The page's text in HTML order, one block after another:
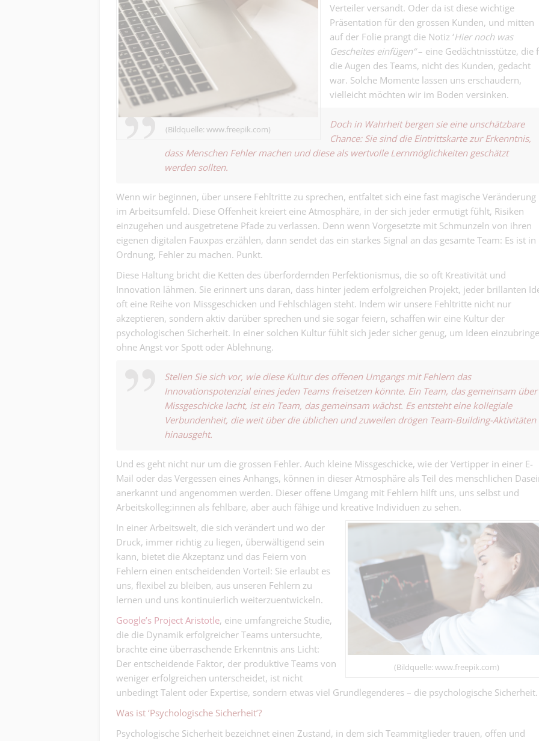
(Bildquelle: www.freepik.com)
Verteiler versandt. Oder da ist diese wichtige
Präsentation für den grossen Kunden, und mitten
auf der Folie prangt die Notiz ‘Hier noch was
Gescheites einfügen“– eine Gedächtnisstütze, die
die Augen des Teams, nicht des Kunden, gedacht
war. Solche Momente lassen uns erschaudern,
vielleicht möchten wir im Boden versinken.
Doch in Wahrheit bergen sie eine unschätzbare
Chance: Sie sind die Eintrittskarte zur Erkenntnis,
dass Menschen Fehler machen und diese als wertvolle Lernmöglichkeiten geschätzt
werden sollten.
Wenn wir beginnen, über unsere Fehltritte zu sprechen, entfaltet sich eine fast magische Veränderung
im Arbeitsumfeld. Diese Offenheit kreiert eine Atmosphäre, in der sich jeder ermutigt fühlt, Risiken
einzugehen und ausgetretene Pfade zu verlassen. Denn wenn Vorgesetzte mit Schmunzeln von ihren
eigenen digitalen Fauxpas erzählen, dann sendet das ein starkes Signal an das gesamte Team: Es ist in
Ordnung, Fehler zu machen. Punkt.
Diese Haltung bricht die Ketten des überfordernden Perfektionismus, die so oft Kreativität und
Innovation lähmen. Sie erinnert uns daran, dass hinter jedem erfolgreichen Projekt, jeder brillanten
oft eine Reihe von Missgeschicken und Fehlschlägen steht. Indem wir unsere Fehltritte nicht nur
akzeptieren, sondern aktiv darüber sprechen und sie sogar feiern, schaffen wir eine Kultur der
psychologischen Sicherheit. In einer solchen Kultur fühlt sich jeder sicher genug, um Ideen
ohne Angst vor Spott oder Ablehnung.
Stellen Sie sich vor, wie diese Kultur des offenen Umgangs mit Fehlern das
Innovationspotenzial eines jeden Teams freisetzen könnte. Ein Team, das gemeinsam über
Missgeschicke lacht, ist ein Team, das gemeinsam wächst. Es entsteht eine kollegiale
Verbundenheit, die weit über die üblichen und zuweilen drögen Team-Building-Aktivitäten
hinausgeht.
Und es geht nicht nur um die grossen Fehler. Auch kleine Missgeschicke, wie der Vertipper in einer E-
Mail oder das Vergessen eines Anhangs, können in dieser Atmosphäre als Teil des menschlichen
anerkannt und angenommen werden. Dieser offene Umgang mit Fehlern hilft uns, uns selbst und
Arbeitskolleg:innen als fehlbare, aber auch fähige und kreative Individuen zu sehen.
(Bildquelle: www.freepik.com)
In einer Arbeitswelt, die sich verändert und wo der
Druck, immer richtig zu liegen, überwältigend sein
kann, bietet die Akzeptanz und das Feiern von
Fehlern einen entscheidenden Vorteil: Sie erlaubt es
uns, flexibel zu bleiben, aus unseren Fehlern zu
lernen und uns kontinuierlich weiterzuentwickeln.
Google’s Project Aristotle, eine umfangreiche Studie,
die die Dynamik erfolgreicher Teams untersuchte,
brachte eine überraschende Erkenntnis ans Licht:
Der entscheidende Faktor, der produktive Teams von
weniger erfolgreichen unterscheidet, ist nicht
unbedingt Talent oder Expertise, sondern etwas viel Grundlegenderes – die psychologische Sicherheit.
Was ist ‘Psychologische Sicherheit’?
Psychologische Sicherheit bezeichnet einen Zustand, in dem sich Teammitglieder trauen, offen und
Schreiner
(m/w/d) - du
Brett vor dem
Schreinergewerbe |
Plattenleger:in
Kein
Millimeter....
/ Sanitär 100%
du hast lieber
Schoss....
Gebäudetechnik |
(m/w/d) - du
selten wie ein
und genau das
wir....
Gebäudetechnik |
Bauleitender
dass Termine
eingehalten,
umgesetzt und
Heizungen
werden. Punkt.
Luft haben die
100% (DE/EN)
60%
Sekretärin 50 - 60%
Personal, Admin)
(BS/BL)
Dentalassistnetin 40%
Techniker/
EFZ
Service-Techniker/
(DE/EN)